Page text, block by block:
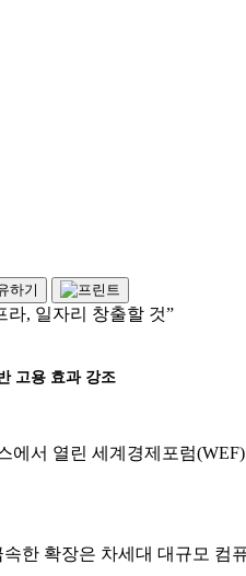
라, 일자리 창출할 것”
고용 효과 강조
에서 열린 세계경제포럼
한 확장은 차세대 대규모 컴